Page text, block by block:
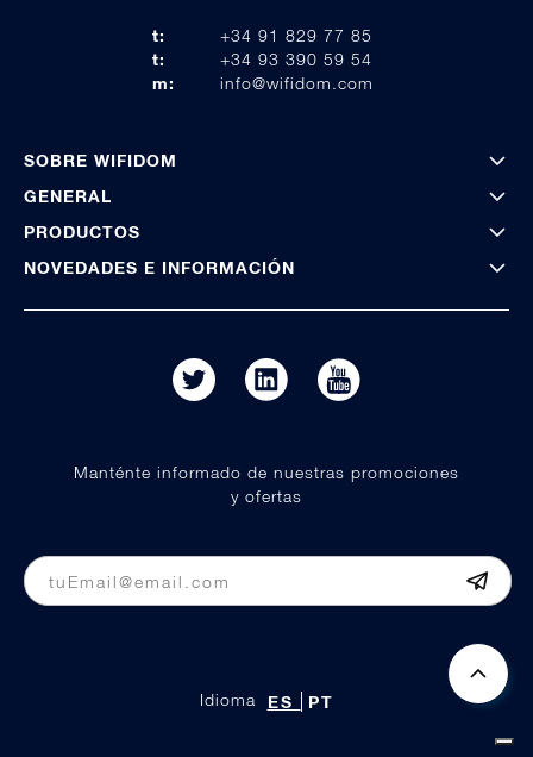
t:
+34 91 829 77 85
t:
+34 93 390 59 54
m:
info@wifidom.com
SOBRE WIFIDOM
GENERAL
PRODUCTOS
NOVEDADES E INFORMACIÓN
Idioma ES PT
Manténte informado de nuestras promociones
y ofertas